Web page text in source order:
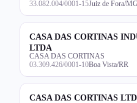
33.082.004/0001-15Juiz de Fora/MG
CASA DAS CORTINAS
LTDA
CASA DAS CORTINAS
03.309.426/0001-10Boa Vista/RR
CASA DAS CORTINAS